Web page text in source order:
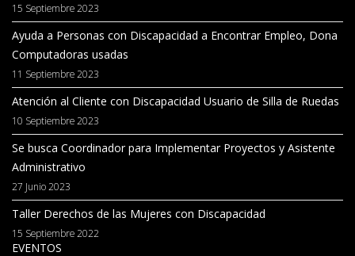
15 Septiembre 2023
Ayuda a Personas con Discapacidad a Encontrar Empleo, Dona
Computadoras usadas
11 Septiembre 2023
Atención al Cliente con Discapacidad Usuario de Silla de Ruedas
10 Septiembre 2023
Se busca Coordinador para Implementar Proyectos y Asistente
Administrativo
27 Junio 2023
Taller Derechos de las Mujeres con Discapacidad
15 Septiembre 2022
EVENTOS